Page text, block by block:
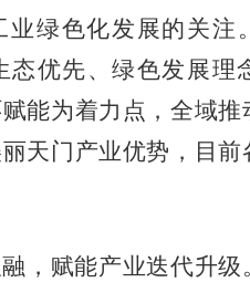
业绿色化发展的关注
态优先、绿色发展理
能为着力点，全域推
天门产业优势，目前
，赋能产业迭代升级